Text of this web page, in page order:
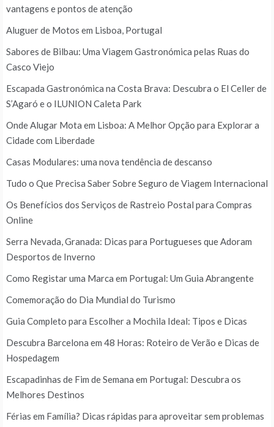
vantagens e pontos de atenção
Aluguer de Motos em Lisboa, Portugal
Sabores de Bilbau: Uma Viagem Gastronómica pelas Ruas do
Casco Viejo
Escapada Gastronómica na Costa Brava: Descubra o El Celler de
S’Agaró e o ILUNION Caleta Park
Onde Alugar Mota em Lisboa: A Melhor Opção para Explorar a
Cidade com Liberdade
Casas Modulares: uma nova tendência de descanso
Tudo o Que Precisa Saber Sobre Seguro de Viagem Internacional
Os Benefícios dos Serviços de Rastreio Postal para Compras
Online
Serra Nevada, Granada: Dicas para Portugueses que Adoram
Desportos de Inverno
Como Registar uma Marca em Portugal: Um Guia Abrangente
Comemoração do Dia Mundial do Turismo
Guia Completo para Escolher a Mochila Ideal: Tipos e Dicas
Descubra Barcelona em 48 Horas: Roteiro de Verão e Dicas de
Hospedagem
Escapadinhas de Fim de Semana em Portugal: Descubra os
Melhores Destinos
Férias em Família? Dicas rápidas para aproveitar sem problemas